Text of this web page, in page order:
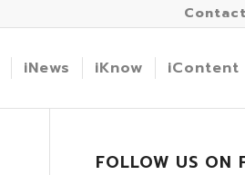
Contact
iNews iKnow iContent
FOLLOW US ON